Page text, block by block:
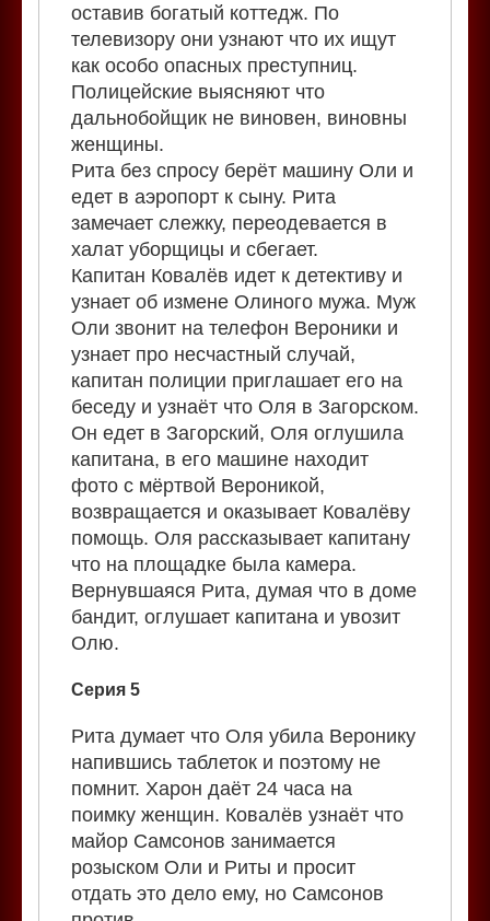
оставив богатый коттедж. По
телевизору они узнают что их ищут
как особо опасных преступниц.
Полицейские выясняют что
дальнобойщик не виновен, виновны
женщины.
Рита без спросу берёт машину Оли и
едет в аэропорт к сыну. Рита
замечает слежку, переодевается в
халат уборщицы и сбегает.
Капитан Ковалёв идет к детективу и
узнает об измене Олиного мужа. Муж
Оли звонит на телефон Вероники и
узнает про несчастный случай,
капитан полиции приглашает его на
беседу и узнаёт что Оля в Загорском.
Он едет в Загорский, Оля оглушила
капитана, в его машине находит
фото с мёртвой Вероникой,
возвращается и оказывает Ковалёву
помощь. Оля рассказывает капитану
что на площадке была камера.
Вернувшаяся Рита, думая что в доме
бандит, оглушает капитана и увозит
Олю.
Серия 5
Рита думает что Оля убила Веронику
напившись таблеток и поэтому не
помнит. Харон даёт 24 часа на
поимку женщин. Ковалёв узнаёт что
майор Самсонов занимается
розыском Оли и Риты и просит
отдать это дело ему, но Самсонов